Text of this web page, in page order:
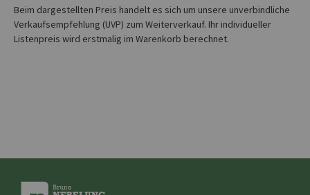
Beim dargestellten Preis handelt es sich um unsere unverbindliche
Verkaufsempfehlung (UVP) zum Weiterverkauf. Ihr individueller
Listenpreis wird erstmalig im Warenkorb berechnet.